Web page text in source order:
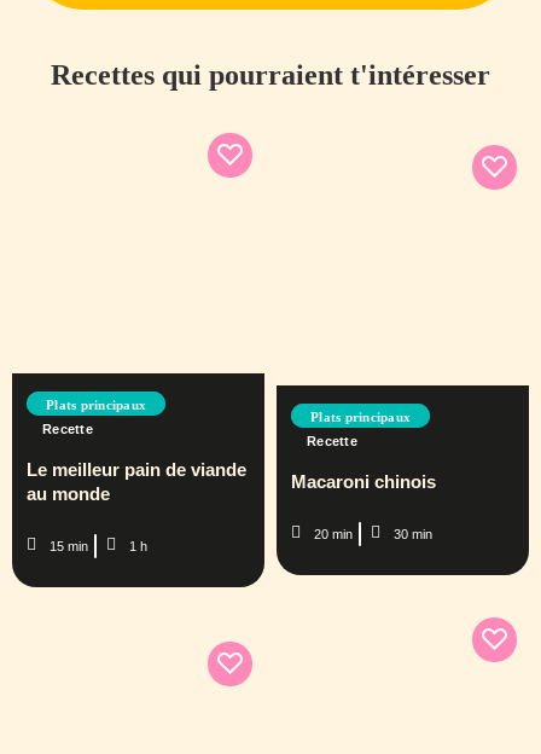
Recettes qui pourraient t'intéresser
Plats principaux
Recette
Le meilleur pain de viande
au monde
15 min 1 h
Plats principaux
Recette
Macaroni chinois
20 min 30 min